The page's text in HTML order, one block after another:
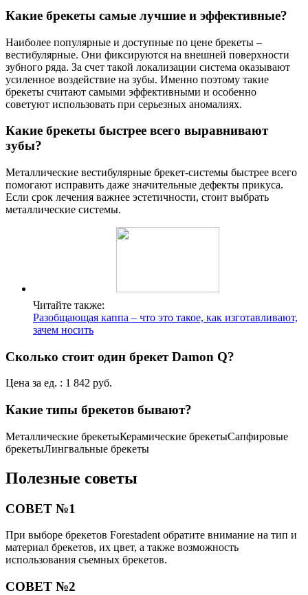
Какие брекеты самые лучшие и эффективные?
Наиболее популярные и доступные по цене брекеты –
вестибулярные. Они фиксируются на внешней поверхности
зубного ряда. За счет такой локализации система оказывают
усиленное воздействие на зубы. Именно поэтому такие
брекеты считают самыми эффективными и особенно
советуют использовать при серьезных аномалиях.
Какие брекеты быстрее всего выравнивают
зубы?
Металлические вестибулярные брекет-системы быстрее всего
помогают исправить даже значительные дефекты прикуса.
Если срок лечения важнее эстетичности, стоит выбрать
металлические системы.
Читайте также:
Разобщающая каппа – что это такое, как изготавливают,
зачем носить
Сколько стоит один брекет Damon Q?
Цена за ед. : 1 842 руб.
Какие типы брекетов бывают?
Металлические брекетыКерамические брекетыСапфировые
брекетыЛингвальные брекеты
Полезные советы
СОВЕТ №1
При выборе брекетов Forestadent обратите внимание на тип и
материал брекетов, их цвет, а также возможность
использования съемных брекетов.
СОВЕТ №2